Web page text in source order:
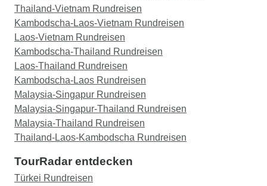
bekommen Sie auch einen neuen Reiseleiter,
denn jeder Reiseleiter kann nur in diesem
bestimmten Land arbeiten. Er begleitet Sie also
nicht auf der Bootsfahrt oder dem Flug ins
nächste Land. - Ich bin jeden Tag weniger
gelaufen, als ich erwartet hatte. Ich glaube, ich
hatte einen Tag mit 15 Kilometern pro Tag, aber
der Rest lag bei etwa 8 Kilometern pro Tag, weil
ich mit dem Bus oder dem Boot unterwegs war. -
Ich war ein Alleinreisender. Während die anderen
gaben, dazuzugehören und auf mich aufpassten,
mussten wir uns insbesondere bei den Aktivitäten
Thailand-Vietnam Rundreisen
Kambodscha-Laos-Vietnam Rundreisen
Laos-Vietnam Rundreisen
Kambodscha-Thailand Rundreisen
Laos-Thailand Rundreisen
Kambodscha-Laos Rundreisen
Malaysia-Singapur Rundreisen
Malaysia-Singapur-Thailand Rundreisen
Malaysia-Thailand Rundreisen
Thailand-Laos-Kambodscha Rundreisen
TourRadar entdecken
Türkei Rundreisen